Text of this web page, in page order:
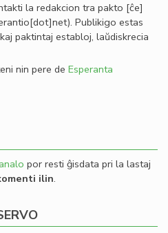
la redakcion tra pakto [ĉe]
. Publikigo estas
paktintaj establoj, laŭdiskrecia
nin pere de Esperanta
por resti ĝisdata pri la lastaj
ilin.